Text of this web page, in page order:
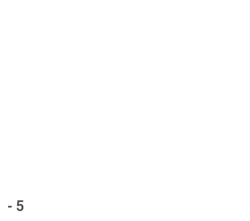
5 -